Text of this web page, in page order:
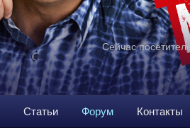
Сейчас
Статьи Форум Контакты